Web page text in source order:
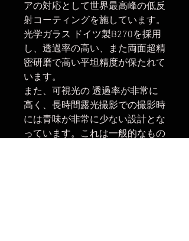
アの対応として世界最高峰の低反
射コーティングを施しています。
光学ガラス ドイツ製B270を採用
し、透過率の高い、また両面超精
密研磨で高い平坦精度が保たれて
います。
また、可視光の 透過率が非常に
高く、長時間露光撮影での撮影時
には青味が非常に少ない設計とな
っています。これは一般的なもの